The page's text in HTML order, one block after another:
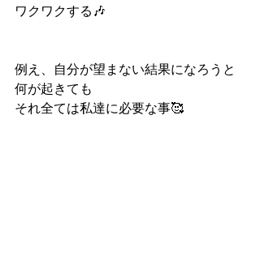
ワクワクする🎶
例え、自分が望まない結果になろうと
何が起きても
それ全ては私達に必要な事🥰